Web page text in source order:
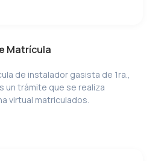
Matrícula
de instalador gasista de 1ra.,
un trámite que se realiza
virtual matriculados.